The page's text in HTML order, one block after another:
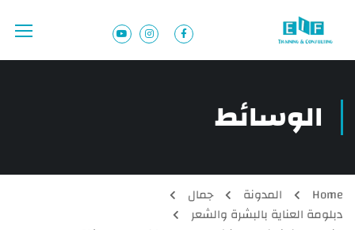
الوسائط
Home المدونة
جمال
دبلومة العناية بالبشرة والشعر